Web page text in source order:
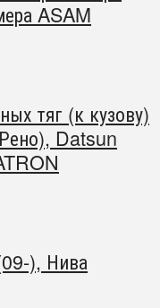
ASAM
тяг (к кузову)
Datsun
), Нива